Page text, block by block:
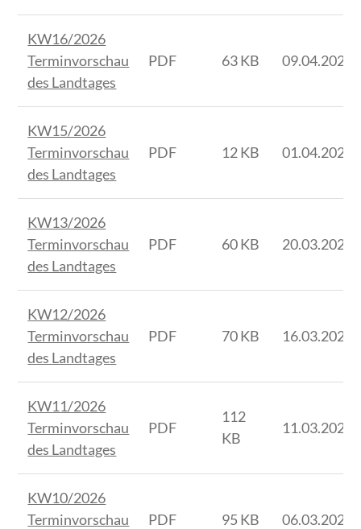
KW16/2026
Terminvorschau
des Landtages
PDF 63 KB 09.04.2026
KW15/2026
Terminvorschau
des Landtages
PDF 12 KB 01.04.2026
KW13/2026
Terminvorschau
des Landtages
PDF 60 KB 20.03.2026
KW12/2026
Terminvorschau
des Landtages
PDF 70 KB 16.03.2026
KW11/2026
Terminvorschau
des Landtages
PDF
112
KB
11.03.2026
KW10/2026
Terminvorschau
PDF 95 KB 06.03.2026